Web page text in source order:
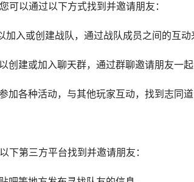
可以通过以下方式找到并邀请朋友：
加入或创建战队，通过战队成员之间的互动
创建或加入聊天群，通过群聊邀请朋友一起
加各种活动，与其他玩家互动，找到志同道
下第三方平台找到并邀请朋友：